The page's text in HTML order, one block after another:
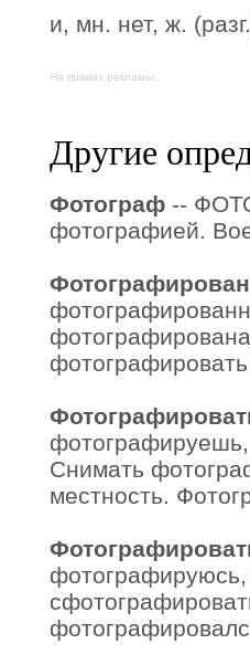
и, мн. нет, ж.
На правах рекламы:
Другие
Фотограф --
фотографией.
фотографируешь,
Снимать
местность.